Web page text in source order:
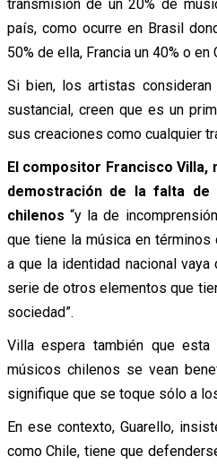
transmisión de un 20% de
país, como ocurre en Brasil
50% de ella, Francia un 40% o en
Si bien, los artistas
sustancial, creen que es un
sus creaciones como cualquier
El compositor Francisco Villa,
demostración de la falta
chilenos “y la de
que tiene la música en
a que la identidad nacional
serie de otros elementos que
sociedad”.
Villa espera también que
músicos chilenos se vean
signifique que se toque sólo a
En ese contexto, Guarello,
como Chile, tiene que